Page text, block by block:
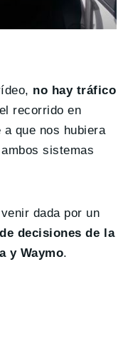
no hay tráfico
recorrido en
que nos hubiera
sistemas
dada por un
decisiones de la
y Waymo.